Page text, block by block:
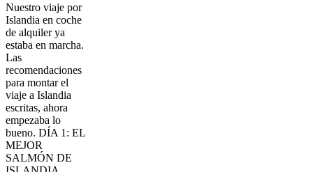
Nuestro viaje por
Islandia en coche
de alquiler ya
estaba en marcha.
Las
recomendaciones
para montar el
viaje a Islandia
escritas, ahora
empezaba lo
bueno. DÍA 1: EL
MEJOR
SALMÓN DE